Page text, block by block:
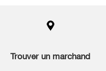
Trouver un marchand